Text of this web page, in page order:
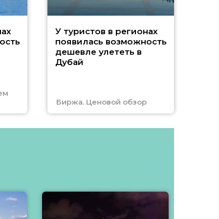
У туристов в регионах
появилась возможность
дешевле улететь в
Дубай
Биржа. Ценовой обзор